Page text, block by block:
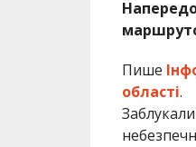
Пише
області.